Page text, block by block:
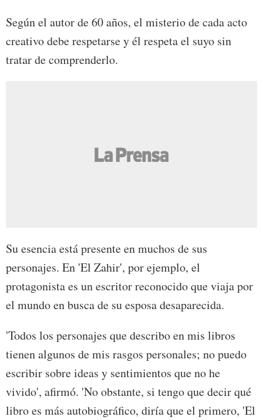
Según el autor de 60 años, el misterio de cada acto
creativo debe respetarse y él respeta el suyo sin
tratar de comprenderlo.
Su esencia está presente en muchos de sus
personajes. En 'El Zahir', por ejemplo, el
protagonista es un escritor reconocido que viaja por
el mundo en busca de su esposa desaparecida.
'Todos los personajes que describo en mis libros
tienen algunos de mis rasgos personales; no puedo
escribir sobre ideas y sentimientos que no he
vivido', afirmó. 'No obstante, si tengo que decir qué
libro es más autobiográfico, diría que el primero, 'El